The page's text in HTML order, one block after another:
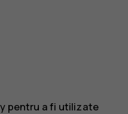
pentru a fi utilizate